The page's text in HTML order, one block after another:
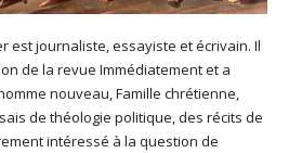
est journaliste, essayiste et écrivain. Il
de la revue Immédiatement et a
nouveau, Famille chrétienne,
de théologie politique, des récits de
intéressé à la question de